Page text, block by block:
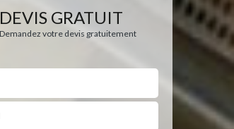
DEVIS GRATUIT
Demandez votre devis gratuitement